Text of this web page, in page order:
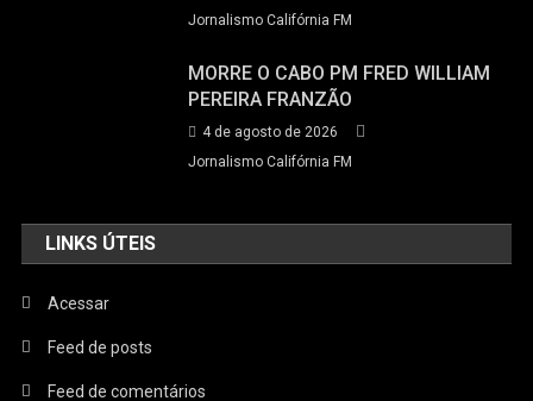
Jornalismo Califórnia FM
MORRE O CABO PM FRED WILLIAM
PEREIRA FRANZÃO
4 de agosto de 2026
Jornalismo Califórnia FM
LINKS ÚTEIS
Acessar
Feed de posts
Feed de comentários